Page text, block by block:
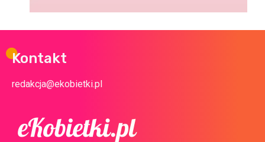
Kontakt
redakcja@ekobietki.pl